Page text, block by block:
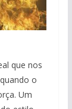
que nos
o
Um